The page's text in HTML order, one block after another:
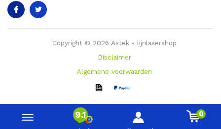
9.1 0
Copyright © 2026 Astek - lijnlasershop
Disclaimer
Algemene voorwaarden